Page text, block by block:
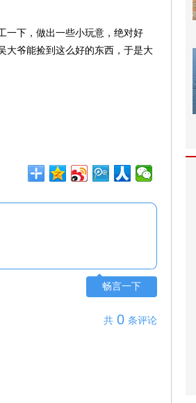
一下，做出一些小玩意，绝对好
大爷能捡到这么好的东西，于是大
畅言一下
共 0 条评论